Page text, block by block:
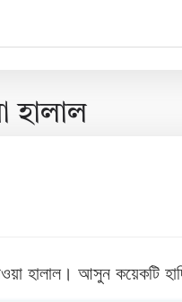
হালাল
হালাল। আসুন কয়েকটি